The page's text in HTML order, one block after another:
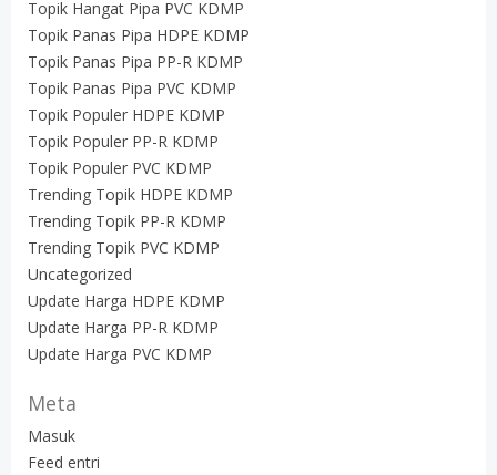
Topik Hangat Pipa PVC KDMP
Topik Panas Pipa HDPE KDMP
Topik Panas Pipa PP-R KDMP
Topik Panas Pipa PVC KDMP
Topik Populer HDPE KDMP
Topik Populer PP-R KDMP
Topik Populer PVC KDMP
Trending Topik HDPE KDMP
Trending Topik PP-R KDMP
Trending Topik PVC KDMP
Uncategorized
Update Harga HDPE KDMP
Update Harga PP-R KDMP
Update Harga PVC KDMP
Meta
Masuk
Feed entri